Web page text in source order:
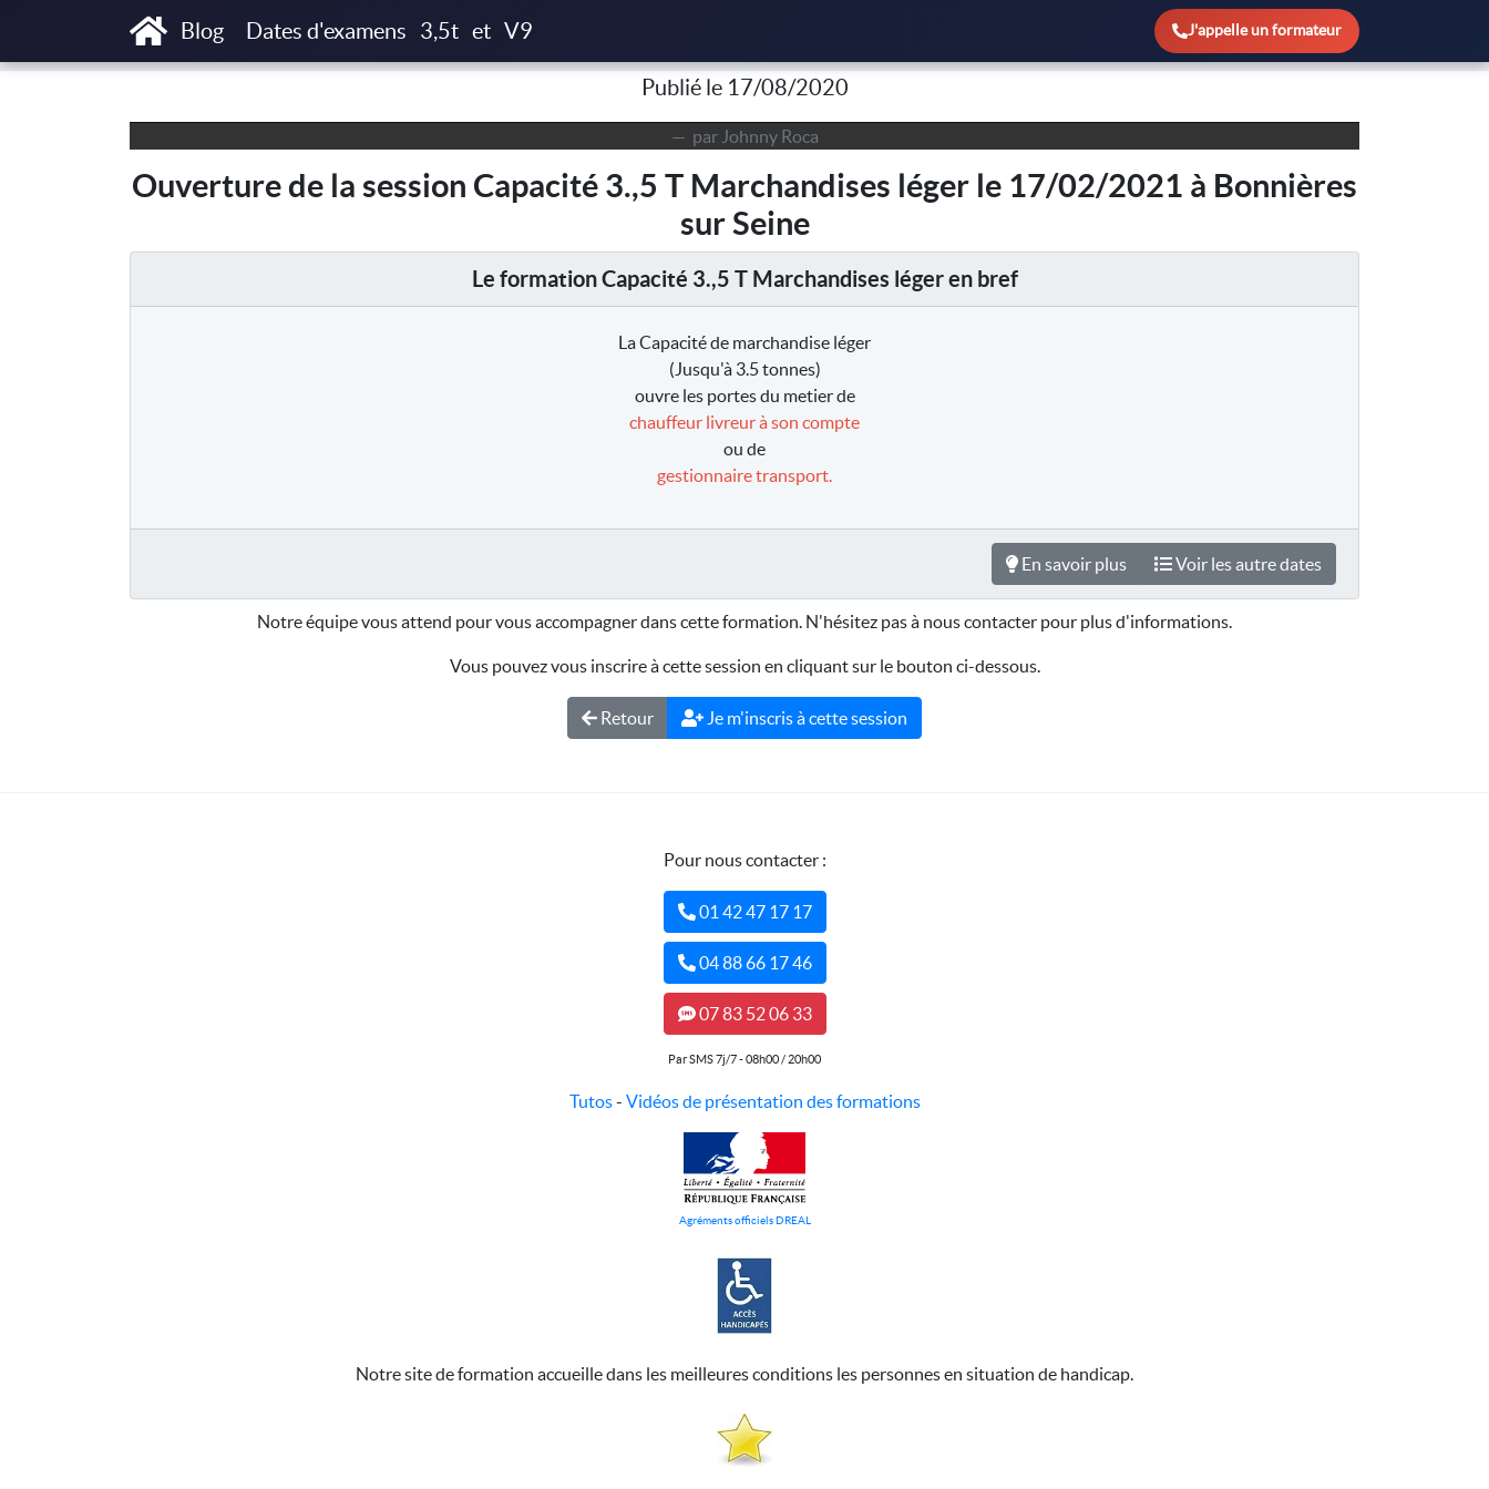
Blog Dates d'examens 3,5t et V9 J'appelle un formateur
Accueil Articles Ouverture de la session de Capacité 3.,5 T Marchandises léger du 17/02/2021 à Bonnières sur Seine
Publié le 17/08/2020
par Johnny Roca
Ouverture de la session Capacité 3.,5 T Marchandises léger le 17/02/2021 à Bonnières
sur Seine
Le formation Capacité 3.,5 T Marchandises léger en bref
La Capacité de marchandise léger
(Jusqu'à 3.5 tonnes)
ouvre les portes du metier de
chauffeur livreur à son compte
ou de
gestionnaire transport.
En savoir plus Voir les autre dates
Notre équipe vous attend pour vous accompagner dans cette formation. N'hésitez pas à nous contacter pour plus d'informations.
Vous pouvez vous inscrire à cette session en cliquant sur le bouton ci-dessous.
Retour Je m'inscris à cette session
Pour nous contacter :
01 42 47 17 17
04 88 66 17 46
07 83 52 06 33
Par SMS 7j/7 - 08h00 / 20h00
Tutos- Vidéos de présentation des formations
Agréments officiels DREAL
Notre site de formation accueille dans les meilleures conditions les personnes en situation de handicap.